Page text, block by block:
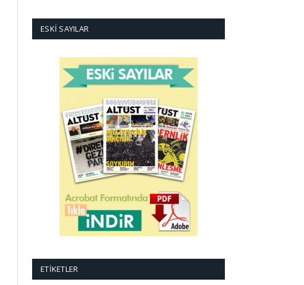
ESKI SAYILAR
ETIKETLER